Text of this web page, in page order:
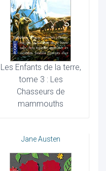
Les Enfants de la terre,
tome 3 : Les
Chasseurs de
mammouths
Jane Austen